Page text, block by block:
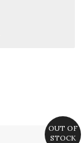
OUT OF
STOCK